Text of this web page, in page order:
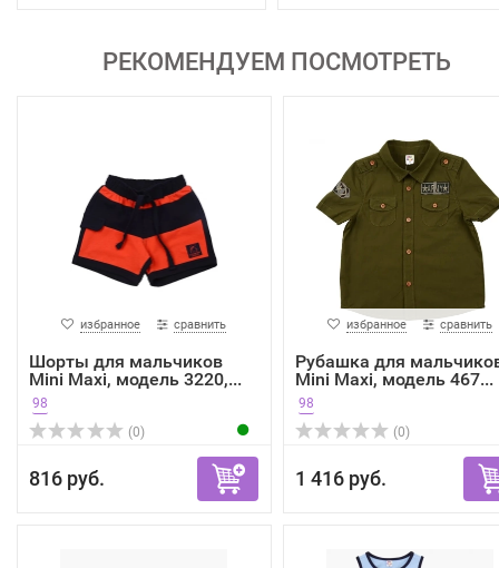
РЕКОМЕНДУЕМ ПОСМОТРЕТЬ
избранное сравнить
Шорты для мальчиков
Mini Maxi, модель 3220,...
98
(0)
816 руб.
избранное сравнить
Рубашка для
Mini Maxi, модель 467...
98
(0)
1 416 руб.